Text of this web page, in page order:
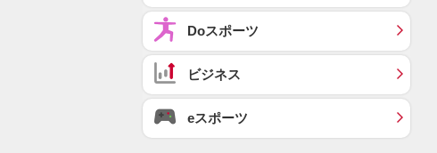
Doスポーツ
ビジネス
eスポーツ